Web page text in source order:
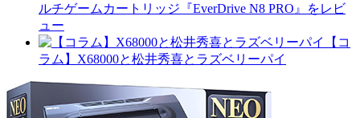
ルチゲームカートリッジ『EverDrive N8 PRO』をレビ
ュー
【コ
ラム】X68000と松井秀喜とラズベリーパイ